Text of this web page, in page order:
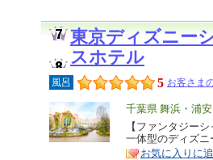
東京ディズニー
スホテル
風呂 5 お客さま
エ
リ
ア
千葉県 舞浜・浦
特
徴
【ファンタジー
一体型のディズニ
お気に入りに